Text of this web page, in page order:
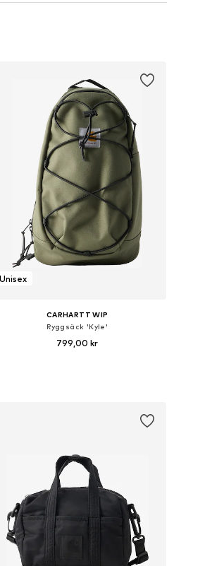
Unisex
CARHARTT WIP
Ryggsäck 'Kyle'
799,00 kr